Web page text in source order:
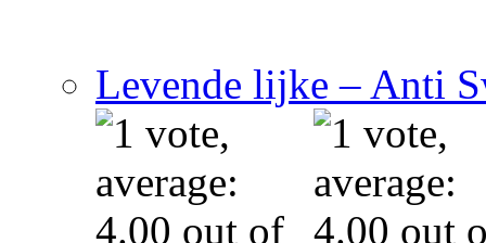
Levende lijke – Anti